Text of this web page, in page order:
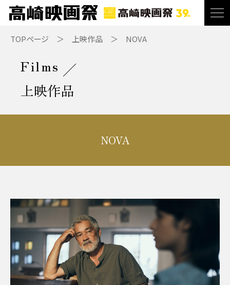
TOPページ 上映作品 NOVA
Films
上映作品
NOVA